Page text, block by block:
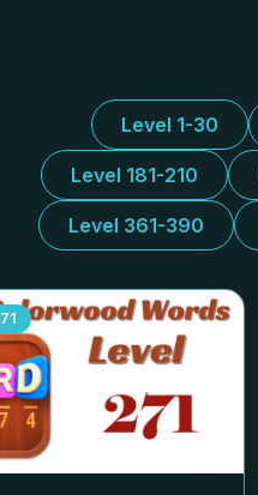
Level 1-30
Level 181-210
Level 361-390